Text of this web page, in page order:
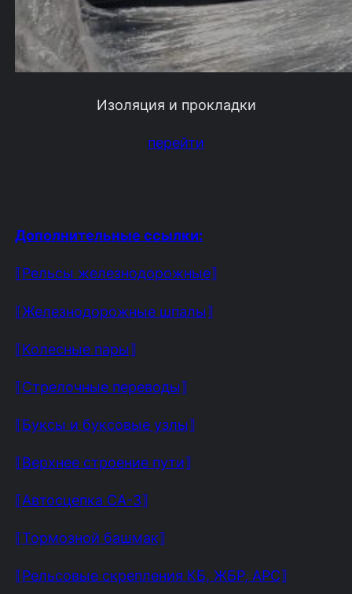
Изоляция и прокладки
перейти
Дополнительные ссылки:
⟦Рельсы железнодорожные⟧
⟦Железнодорожные шпалы⟧
⟦Колесные пары⟧
⟦Стрелочные переводы⟧
⟦Буксы и буксовые узлы⟧
⟦Верхнее строение пути⟧
⟦Автосцепка СА-3⟧
⟦Тормозной башмак⟧
⟦Рельсовые скрепления КБ, ЖБР, АРС⟧